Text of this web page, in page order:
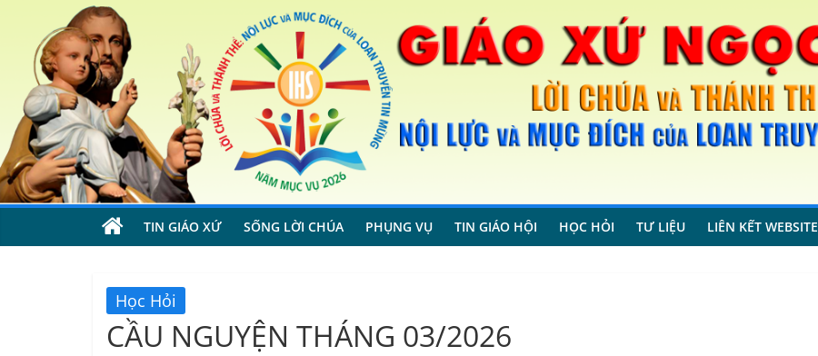
content
TIN GIÁO XỨ SỐNG LỜI CHÚA PHỤNG VỤ TIN GIÁO HỘI HỌC HỎI TƯ LIỆU LIÊN KẾT WEBSITE
Học Hỏi
CẦU NGUYỆN THÁNG 03/2026